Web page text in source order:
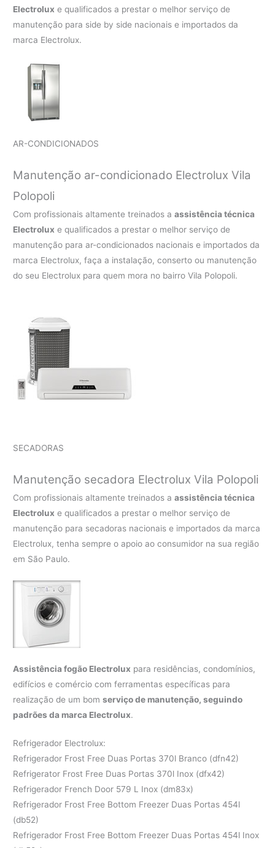
Electrolux e qualificados a prestar o melhor serviço de
manutenção para side by side nacionais e importados da
marca Electrolux.
AR-CONDICIONADOS
Manutenção ar-condicionado Electrolux Vila
Polopoli
Com profissionais altamente treinados aassistência técnica
Electrolux e qualificados a prestar o melhor serviço de
manutenção para ar-condicionados nacionais e importados da
marca Electrolux, faça a instalação, conserto ou manutenção
do seu Electrolux para quem mora no bairro Vila Polopoli.
SECADORAS
Manutenção secadora Electrolux Vila Polopoli
Com profissionais altamente treinados aassistência técnica
Electrolux e qualificados a prestar o melhor serviço de
manutenção para secadoras nacionais e importados da marca
Electrolux, tenha sempre o apoio ao consumidor na sua região
em São Paulo.
Assistência fogão Electrolux para residências, condomínios,
edifícios e comércio com ferramentas específicas para
realização de um bomserviço de manutenção, seguindo
padrões da marca Electrolux.
Refrigerador Electrolux:
Refrigerador Frost Free Duas Portas 370l Branco (dfn42)
Refrigerator Frost Free Duas Portas 370l Inox (dfx42)
Refrigerador French Door 579 L Inox (dm83x)
Refrigerador Frost Free Bottom Freezer Duas Portas 454l
(db52)
Refrigerador Frost Free Bottom Freezer Duas Portas 454l Inox